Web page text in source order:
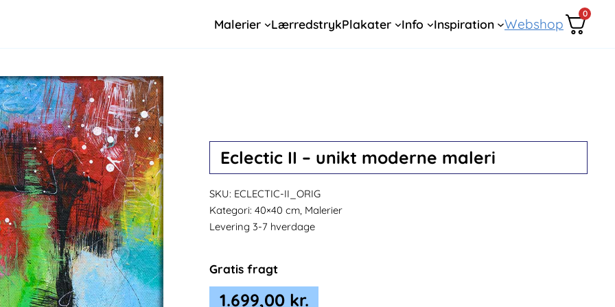
Malerier LærredstrykPlakater Info Inspiration Webshop
0
Eclectic II – unikt moderne maleri
SKU: ECLECTIC-II_ORIG
Kategori: 40×40 cm, Malerier
Levering 3-7 hverdage
Gratis fragt
1.699,00 kr.